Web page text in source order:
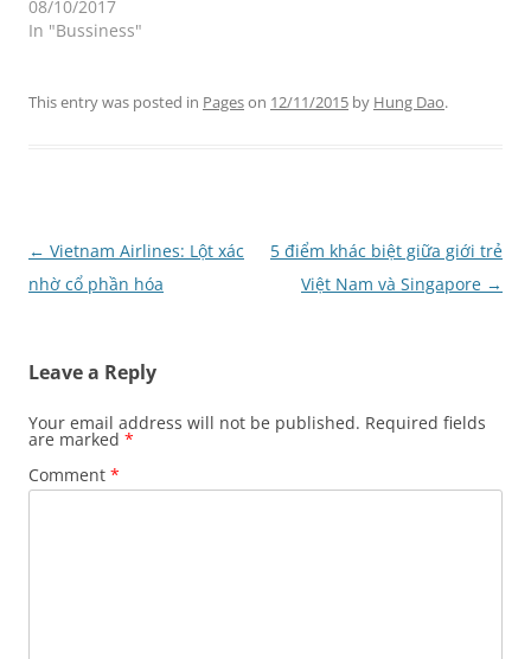
08/10/2017
In "Bussiness"
This entry was posted in Pageson 12/11/2015 by Hung Dao.
Post
navigation
← Vietnam Airlines: Lột xác
nhờ cổ phần hóa
5 điểm khác biệt giữa giới trẻ
Việt Nam và Singapore →
Leave a Reply
Your email address will not be published. Required fields
are marked *
Comment *